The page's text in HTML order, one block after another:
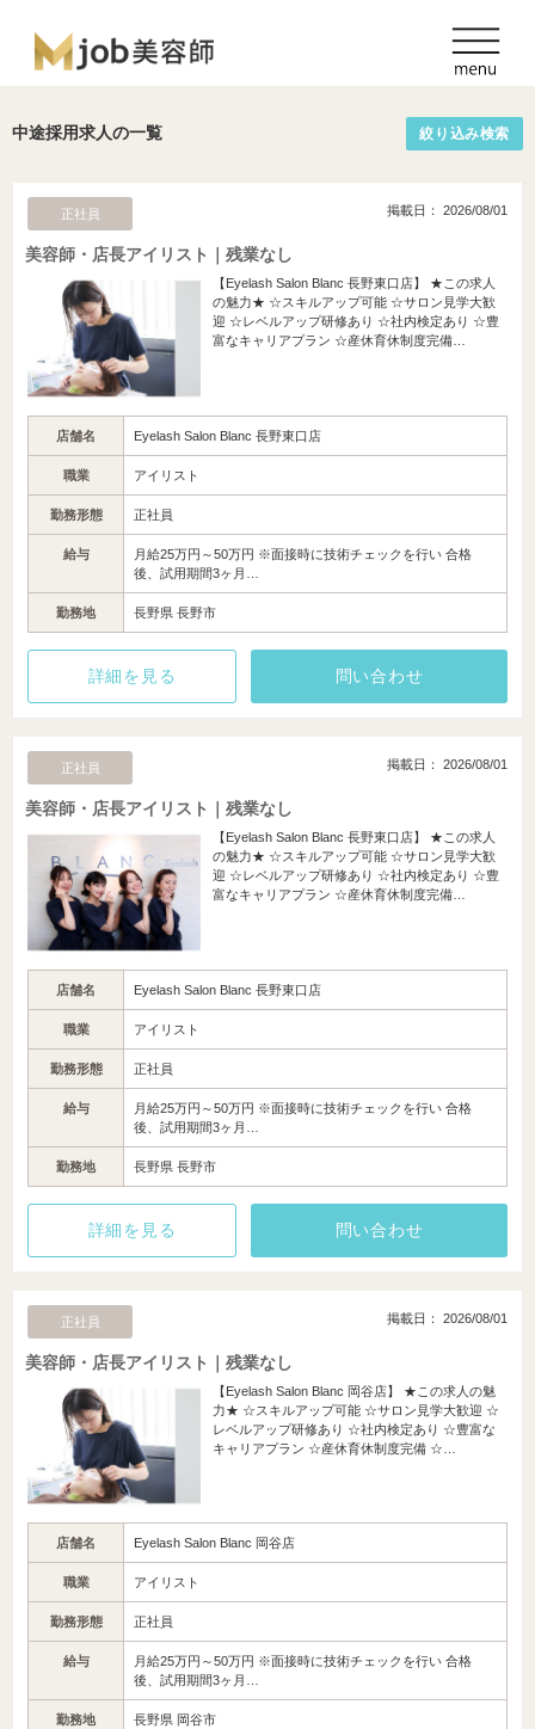
中途採用求人の一覧 絞り込み検索
正社員 掲載日： 2026/08/01
美容師・店長アイリスト｜残業なし
【Eyelash Salon Blanc 長野東口店】 ★この求人
の魅力★ ☆スキルアップ可能 ☆サロン見学大歓
迎 ☆レベルアップ研修あり ☆社内検定あり ☆豊
富なキャリアプラン ☆産休育休制度完備…
店舗名 Eyelash Salon Blanc 長野東口店
職業 アイリスト
勤務形態 正社員
給与
月給25万円～50万円 ※面接時に技術チェックを行い 合格
後、試用期間3ヶ月…
勤務地 長野県 長野市
詳細を見る 問い合わせ
正社員 掲載日： 2026/08/01
美容師・店長アイリスト｜残業なし
【Eyelash Salon Blanc 長野東口店】 ★この求人
の魅力★ ☆スキルアップ可能 ☆サロン見学大歓
迎 ☆レベルアップ研修あり ☆社内検定あり ☆豊
富なキャリアプラン ☆産休育休制度完備…
店舗名 Eyelash Salon Blanc 長野東口店
職業 アイリスト
勤務形態 正社員
給与
月給25万円～50万円 ※面接時に技術チェックを行い 合格
後、試用期間3ヶ月…
勤務地 長野県 長野市
詳細を見る 問い合わせ
正社員 掲載日： 2026/08/01
美容師・店長アイリスト｜残業なし
【Eyelash Salon Blanc 岡谷店】 ★この求人の魅
力★ ☆スキルアップ可能 ☆サロン見学大歓迎 ☆
レベルアップ研修あり ☆社内検定あり ☆豊富な
キャリアプラン ☆産休育休制度完備 ☆…
店舗名 Eyelash Salon Blanc 岡谷店
職業 アイリスト
勤務形態 正社員
給与
月給25万円～50万円 ※面接時に技術チェックを行い 合格
後、試用期間3ヶ月…
勤務地 長野県 岡谷市